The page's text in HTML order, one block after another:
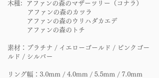
木種: アファンの森のマザーツリー（コナラ）
アファンの森のカツラ
アファンの森のウリハダカエデ
アファンの森のトチ
素材：プラチナ / イエローゴールド / ピンクゴー
ルド / シルバー
リング幅：3.0mm / 4.0mm / 5.5mm / 7.0mm